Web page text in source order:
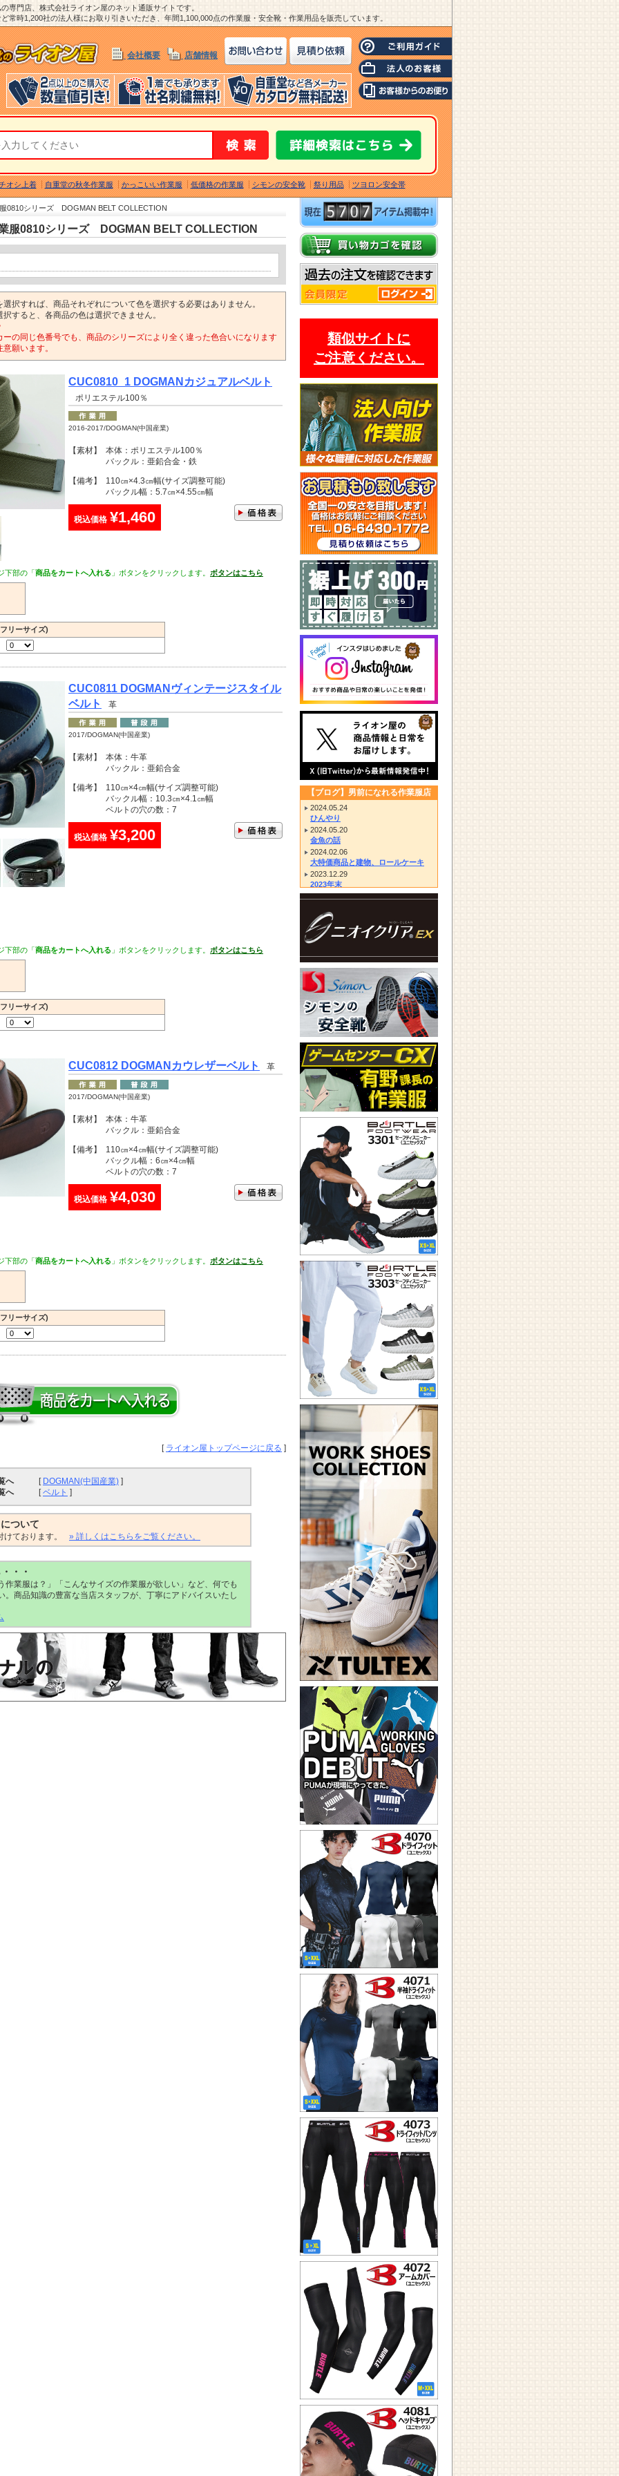
の専門店、株式会社ライオン屋のネット通販サイトです。
常時1,200社の法人様にお取り引きいただき、年間1,100,000点の作業服・安全靴・作業用品を販売しています。
会社概要 店舗情報
オシ上着 自重堂の秋冬作業服 かっこいい作業服 低価格の作業服 シモンの安全靴 祭り用品 ツヨロン安全帯
0810シリーズ DOGMAN BELT COLLECTION
服0810シリーズ DOGMAN BELT COLLECTION
択すれば、商品それぞれについて色を選択する必要はありません。
択すると、各商品の色は選択できません。
ーの同じ色番号でも、商品のシリーズにより全く違った色合いになります
願います。
CUC0810_1 DOGMANカジュアルベルト
ポリエステル100％
2016-2017/DOGMAN(中国産業)
【素材】
本体：ポリエステル100％
バックル：亜鉛合金・鉄
【備考】
110㎝×4.3㎝幅(サイズ調整可能)
バックル幅：5.7㎝×4.55㎝幅
税込価格 ¥1,460
下部の「 商品をカートへ入れる 」ボタンをクリックします。 ボタンはこちら
リーサイズ)
CUC0811 DOGMANヴィンテージスタイル
ベルト
革
2017/DOGMAN(中国産業)
【素材】
本体：牛革
バックル：亜鉛合金
【備考】
110㎝×4㎝幅(サイズ調整可能)
バックル幅：10.3㎝×4.1㎝幅
ベルトの穴の数：7
税込価格 ¥3,200
下部の「商品をカートへ入れる 」ボタンをクリックします。 ボタンはこちら
リーサイズ)
CUC0812 DOGMANカウレザーベルト 革
2017/DOGMAN(中国産業)
【素材】
本体：牛革
バックル：亜鉛合金
【備考】
110㎝×4㎝幅(サイズ調整可能)
バックル幅：6㎝×4㎝幅
ベルトの穴の数：7
税込価格 ¥4,030
下部の「商品をカートへ入れる 」ボタンをクリックします。 ボタンはこちら
リーサイズ)
[ ライオン屋トップページに戻る ]
へ [ DOGMAN(中国産業) ]
へ
[ベルト ]
ついて
ております。 » 詳しくはこちらをご覧ください。
・・
作業服は？」「こんなサイズの作業服が欲しい」など、何でも
。商品知識の豊富な当店スタッフが、丁寧にアドバイスいたし
類似サイトに
ご注意ください。
【ブログ】男前になれる作業服店
2024.05.24
ひんやり
2024.05.20
金魚の話
2024.02.06
大特価商品と建物、ロールケーキ
2023.12.29
2023年末
2023.12.14